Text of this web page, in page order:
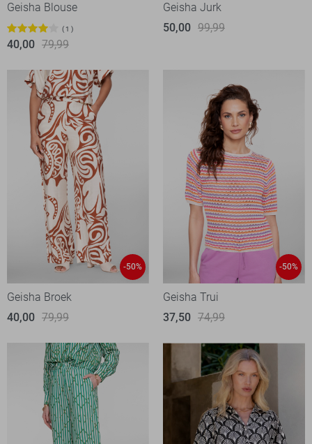
Geisha Blouse
1
40,00 79,99
Geisha Jurk
50,00 99,99
-50%
Geisha Broek
40,00 79,99
-50%
Geisha Trui
37,50 74,99